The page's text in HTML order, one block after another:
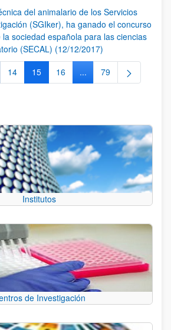
del animalario de los Servicios
(SGIker), ha ganado el concurso
sociedad española para las ciencias
(SECAL) (12/12/2017)
intermedias Use TAB para desplazarse.
Página
14 Página
15 Página
16 ...Páginas intermedias
Página
79
Institutos
de Investigación